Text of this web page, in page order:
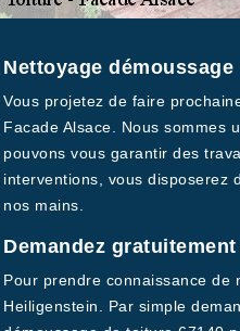
Nettoyage
Vous projetez de faire
Facade Alsace. Nous sommes
pouvons vous garantir des
interventions, vous disposerez
nos mains.
Demandez
Pour prendre connaissance de
Heiligenstein. Par simple